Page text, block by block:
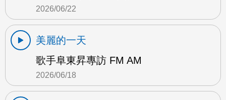
2026/06/22
美麗的一天
歌手阜東昇專訪 FM AM
2026/06/18